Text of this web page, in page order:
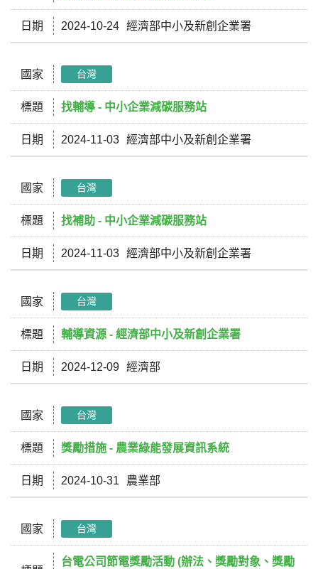
日期 2024-10-24 經濟部中小及新創企業署
國家 台灣
標題 找輔導 - 中小企業減碳服務站
日期 2024-11-03 經濟部中小及新創企業署
國家 台灣
標題 找補助 - 中小企業減碳服務站
日期 2024-11-03 經濟部中小及新創企業署
國家 台灣
標題 輔導資源 - 經濟部中小及新創企業署
日期 2024-12-09 經濟部
國家 台灣
標題 獎勵措施 - 農業綠能發展資訊系統
日期 2024-10-31 農業部
國家 台灣
台電公司節電獎勵活動 (辦法、獎勵對象、獎勵